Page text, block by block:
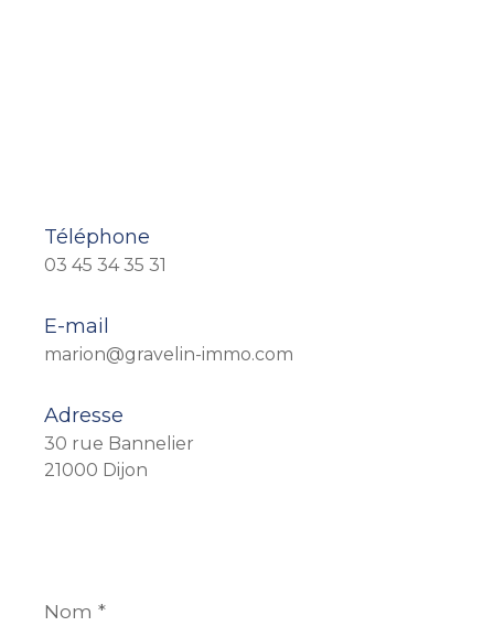
Téléphone
03 45 34 35 31
E-mail
marion@gravelin-immo.com
Adresse
30 rue Bannelier
21000 Dijon
*